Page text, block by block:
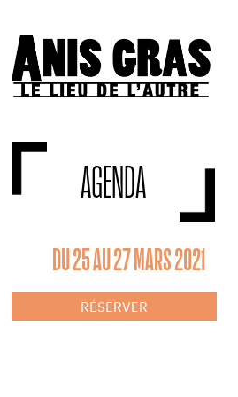
AGENDA
DU 25 AU 27 MARS 2021
RÉSERVER